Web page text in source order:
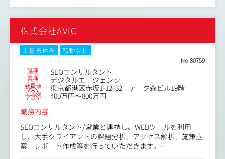
・社内エンジニアと連携し、提案で終わらない “実装完遂
型” 支援
・KW調査→構成→ライティング→CV最適化までを主導
・立ち上げフェーズ～グロースフェーズまで、メディア構
築と育成を支援
■テクニカル SEO／サイト高速化
・HTML・CSS・JavaScript 最適化、構造化データ導入、C
ore Web Vitals改善。技術課題を可視化して対応。
■UI／UXグロースハック
株式会社AViC
土日祝休み
転勤なし
No.80759
職種 SEOコンサルタント
業種 デジタルエージェンシー
勤務地 東京都港区赤坂1-12-32 アーク森ビル19階
年収例
400万円～800万円
職務内容
SEOコンサルタント/営業と連携し、WEBツールを利用
し、大手クライアントの課題分析、アクセス解析、施策立
案、レポート作成等を行っていただきます。